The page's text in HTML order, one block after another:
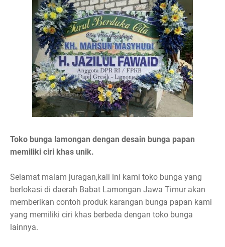
Toko bunga lamongan dengan desain bunga papan
memiliki ciri khas unik.
Selamat malam juragan,kali ini kami toko bunga yang
berlokasi di daerah Babat Lamongan Jawa Timur akan
memberikan contoh produk karangan bunga papan kami
yang memiliki ciri khas berbeda dengan toko bunga
lainnya.